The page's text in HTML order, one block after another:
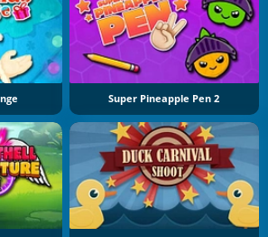
Super Pineapple Pen 2